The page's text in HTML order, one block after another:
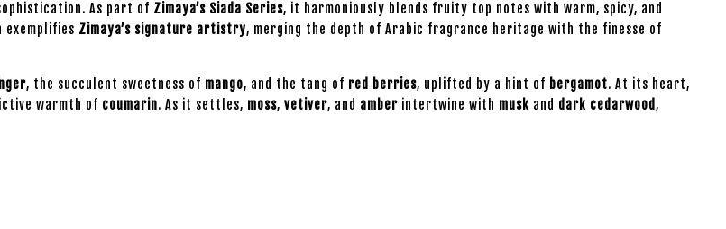
As part of Zimaya’s Siada Series, it harmoniously blends fruity top notes with warm, spicy, and
exemplifies Zimaya’s signature artistry, merging the depth of Arabic fragrance heritage with the finesse of
, the succulent sweetness of mango, and the tang of red berries, uplifted by a hint of bergamot. At its heart,
warmth of coumarin. As it settles, moss, vetiver, and amber intertwine with musk and dark cedarwood,